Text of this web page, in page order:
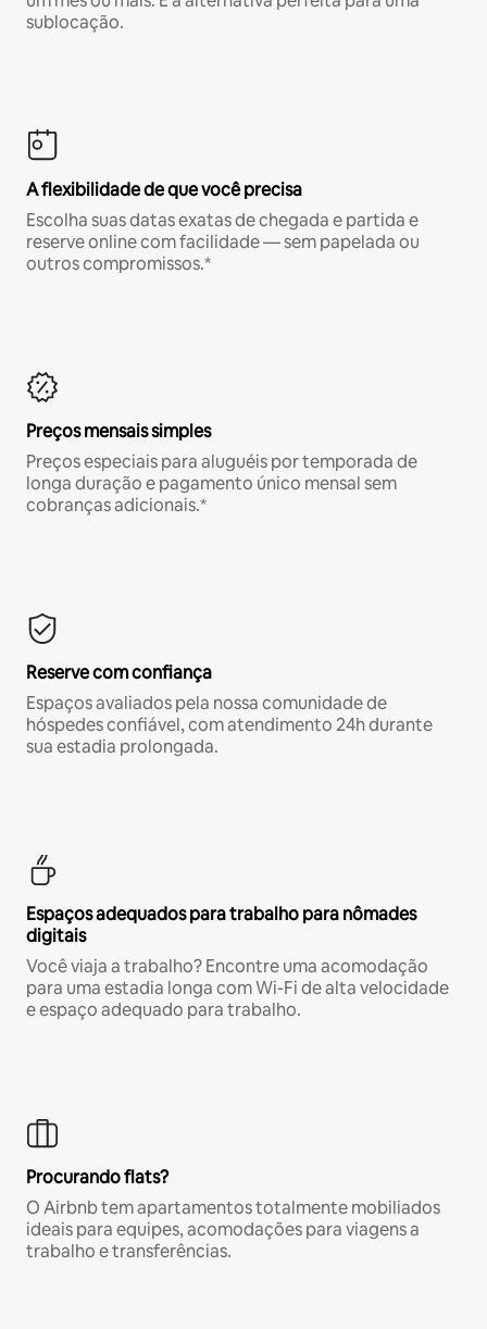
sublocação.
A flexibilidade de que você precisa
Escolha suas datas exatas de chegada e partida e
reserve online com facilidade — sem papelada ou
outros compromissos.*
Preços mensais simples
Preços especiais para aluguéis por temporada de
longa duração e pagamento único mensal sem
cobranças adicionais.*
Reserve com confiança
Espaços avaliados pela nossa comunidade de
hóspedes confiável, com atendimento 24h durante
sua estadia prolongada.
Espaços adequados para trabalho para nômades
digitais
Você viaja a trabalho? Encontre uma acomodação
para uma estadia longa com Wi-Fi de alta velocidade
e espaço adequado para trabalho.
Procurando flats?
O Airbnb tem apartamentos totalmente mobiliados
ideais para equipes, acomodações para viagens a
trabalho e transferências.